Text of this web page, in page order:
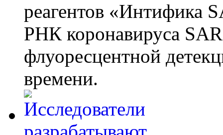
реагентов «Интифика
РНК коронавируса
флуоресцентной
времени.